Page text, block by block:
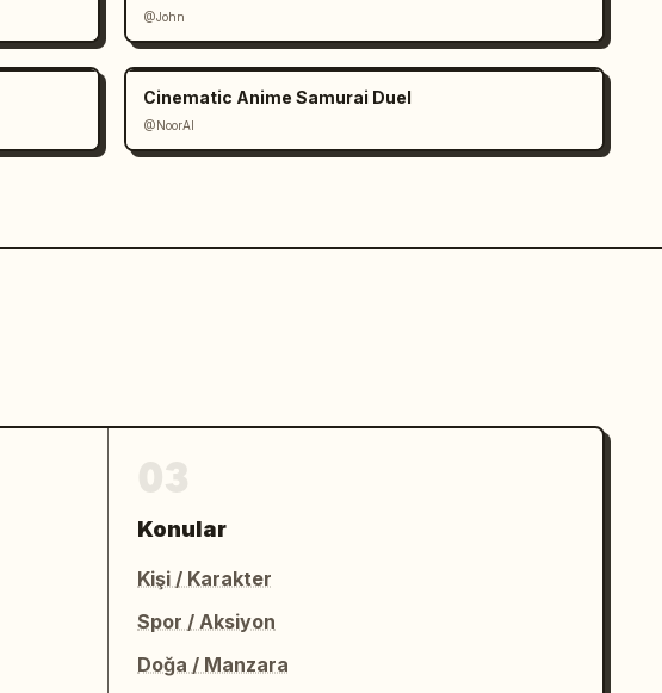
@John
Cinematic Anime Samurai Duel
@NoorAI
Konular
Kişi / Karakter
Spor / Aksiyon
Doğa / Manzara